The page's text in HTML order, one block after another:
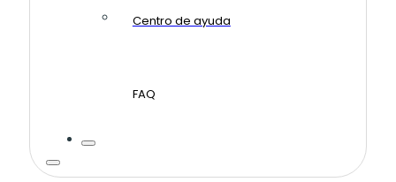
Centro de ayuda
FAQ